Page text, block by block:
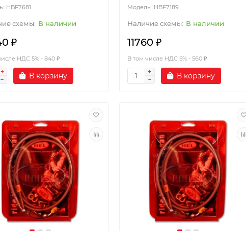
HBF7681
В наличии
₽
НДС 5% - 840 ₽
В корзину
HBF7189
В наличии
11760 ₽
В том числе НДС 5% - 560 ₽
В корзину